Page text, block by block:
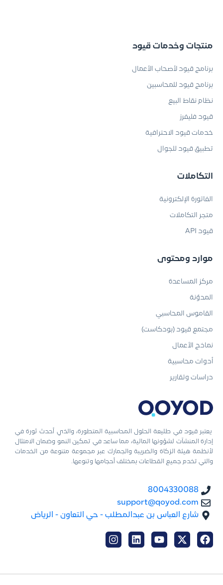
يعتبر قيود في طليعة الحلول المحاسبية المتطورة، والذي أحدث ثورة في
إدارة المنشآت لشؤونها المالية، مما ساعد في تمكين النمو وضمان الامتثال
لأنظمة هيئة الزكاة والضريبة والجمارك عبر مجموعة متنوعة من الخدمات
والتي تخدم جميع القطاعات بمختلف أحجامها وتنوعها.
8004330088
support@qoyod.com
شارع العباس بن عبدالمطلب - حي التعاون - الرياض
منتجات وخدمات قيود
برنامج قيود لأصحاب الأعمال
برنامج قيود للمحاسبين
نظام نقاط البيع
قيود فليفرز
خدمات قيود الاحترافية
تطبيق قيود للجوال
التكاملات
الفاتورة الإلكترونية
متجر التكاملات
قيود API
موارد ومحتوى
مركز المساعدة
المدوّنة
القاموس المحاسبي
مجتمع قيود (بودكاست)
نماذج الأعمال
أدوات محاسبية
دراسات وتقارير